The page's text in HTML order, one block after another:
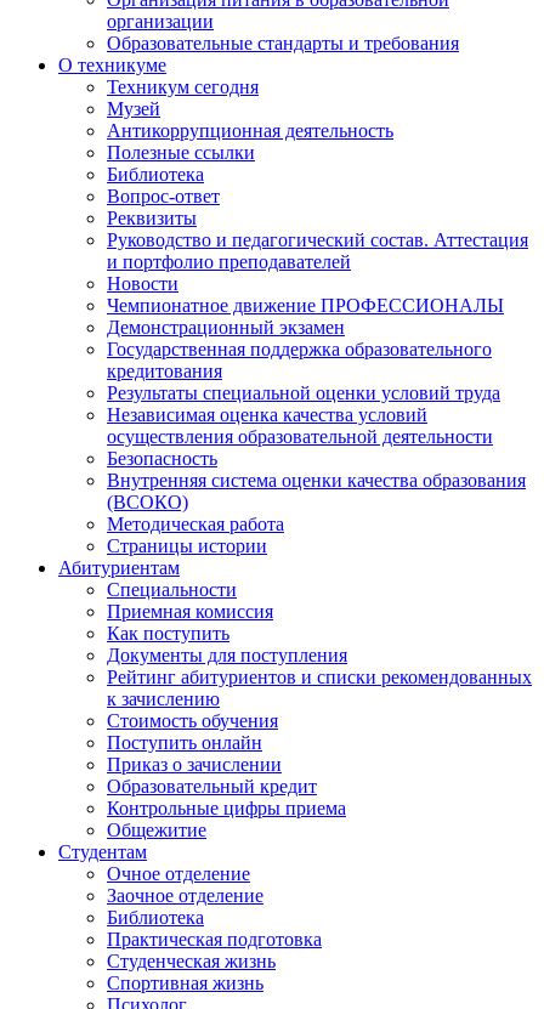
организации
Образовательные стандарты и требования
О техникуме
Техникум сегодня
Музей
Антикоррупционная деятельность
Полезные ссылки
Библиотека
Вопрос-ответ
Реквизиты
Руководство и педагогический состав. Аттестация
и портфолио преподавателей
Новости
Чемпионатное движение ПРОФЕССИОНАЛЫ
Демонстрационный экзамен
Государственная поддержка образовательного
кредитования
Результаты специальной оценки условий труда
Независимая оценка качества условий
осуществления образовательной деятельности
Безопасность
Внутренняя система оценки качества образования
(ВСОКО)
Методическая работа
Страницы истории
Абитуриентам
Специальности
Приемная комиссия
Как поступить
Документы для поступления
Рейтинг абитуриентов и списки рекомендованных
к зачислению
Стоимость обучения
Поступить онлайн
Приказ о зачислении
Образовательный кредит
Контрольные цифры приема
Общежитие
Студентам
Очное отделение
Заочное отделение
Библиотека
Практическая подготовка
Студенческая жизнь
Спортивная жизнь
Психолог